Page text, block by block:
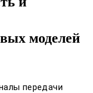
моделей
передачи